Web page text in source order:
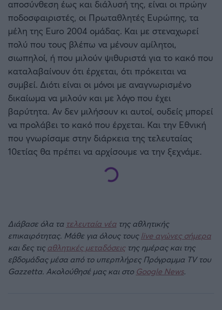
αποσύνθεση έως και διάλυσή της, είναι οι πρώην
ποδοσφαιριστές, οι Πρωταθλητές Ευρώπης, τα
μέλη της Euro 2004 ομάδας. Και με στεναχωρεί
πολύ που τους βλέπω να μένουν αμίλητοι,
σιωπηλοί, ή που μιλούν ψιθυριστά για το κακό που
καταλαβαίνουν ότι έρχεται, ότι πρόκειται να
συμβεί. Διότι είναι οι μόνοι με αναγνωρισμένο
δικαίωμα να μιλούν και με λόγο που έχει
βαρύτητα. Αν δεν μιλήσουν κι αυτοί, ουδείς μπορεί
να προλάβει το κακό που έρχεται. Και την Εθνική
που γνωρίσαμε στην διάρκεια της τελευταίας
10ετίας θα πρέπει να αρχίσουμε να την ξεχνάμε.
Διάβασε όλα τα τελευταία νέα της αθλητικής
επικαιρότητας. Μάθε για όλους τους live αγώνες σήμερα
και δες τιςαθλητικές μεταδόσειςτης ημέρας και της
εβδομάδας μέσα από το υπερπλήρες Πρόγραμμα TV του
Gazzetta. Ακολούθησέ μας και στο Google News.